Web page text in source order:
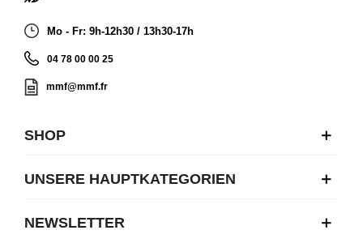
Mo - Fr: 9h-12h30 / 13h30-17h
04 78 00 00 25
mmf@mmf.fr
SHOP
UNSERE HAUPTKATEGORIEN
NEWSLETTER